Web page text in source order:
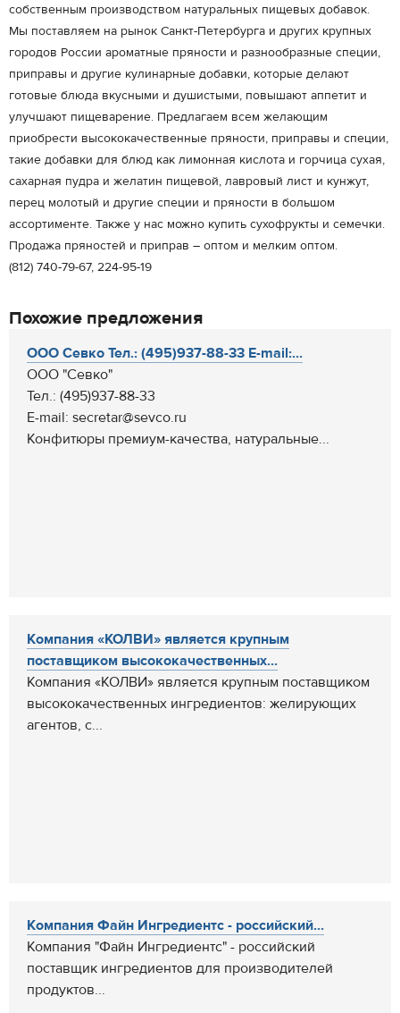
собственным производством натуральных пищевых добавок.
Мы поставляем на рынок Санкт-Петербурга и других крупных
городов России ароматные пряности и разнообразные специи,
приправы и другие кулинарные добавки, которые делают
готовые блюда вкусными и душистыми, повышают аппетит и
улучшают пищеварение. Предлагаем всем желающим
приобрести высококачественные пряности, приправы и специи,
такие добавки для блюд как лимонная кислота и горчица сухая,
сахарная пудра и желатин пищевой, лавровый лист и кунжут,
перец молотый и другие специи и пряности в большом
ассортименте. Также у нас можно купить сухофрукты и семечки.
Продажа пряностей и приправ – оптом и мелким оптом.
(812) 740-79-67, 224-95-19
Похожие предложения
ООО Севко Тел.: (495)937-88-33 E-mail:...
ООО "Севко"
Тел.: (495)937-88-33
E-mail: secretar@sevco.ru
Конфитюры премиум-качества, натуральные...
Компания «КОЛВИ» является крупным
поставщиком высококачественных...
Компания «КОЛВИ» является крупным поставщиком
высококачественных ингредиентов: желирующих
агентов, с...
Компания Файн Ингредиентс - российский...
Компания "Файн Ингредиентс" - российский
поставщик ингредиентов для производителей
продуктов...